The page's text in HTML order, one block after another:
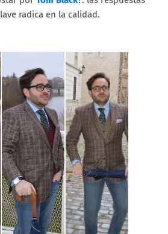
radica en la calidad.